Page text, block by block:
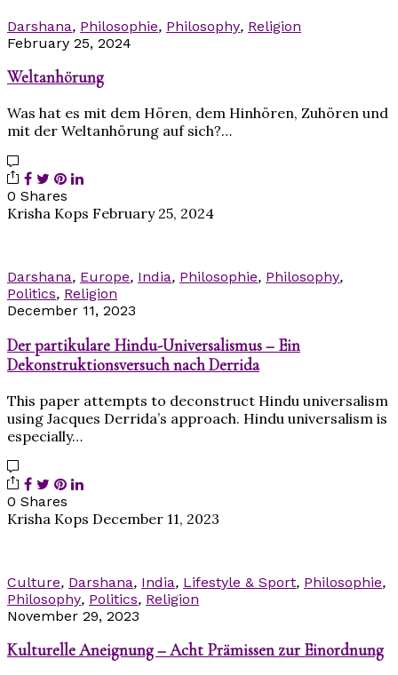
Darshana, Philosophie, Philosophy, Religion
February 25, 2024
Weltanhörung
Was hat es mit dem Hören, dem Hinhören, Zuhören und
mit der Weltanhörung auf sich?…
0 Shares
Krisha Kops February 25, 2024
Darshana, Europe, India, Philosophie, Philosophy,
Politics, Religion
December 11, 2023
Der partikulare Hindu-Universalismus – Ein
Dekonstruktionsversuch nach Derrida
This paper attempts to deconstruct Hindu universalism
using Jacques Derrida’s approach. Hindu universalism is
especially…
0 Shares
Krisha Kops December 11, 2023
Culture, Darshana, India, Lifestyle & Sport, Philosophie,
Philosophy, Politics, Religion
November 29, 2023
Kulturelle Aneignung – Acht Prämissen zur Einordnung